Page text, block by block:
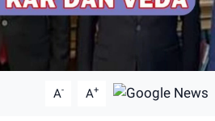
A- A+